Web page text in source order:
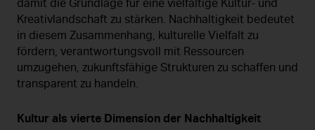
damit die Grundlage für eine vielfältige Kultur- und
Kreativlandschaft zu stärken. Nachhaltigkeit bedeutet
in diesem Zusammenhang, kulturelle Vielfalt zu
fördern, verantwortungsvoll mit Ressourcen
umzugehen, zukunftsfähige Strukturen zu schaffen und
transparent zu handeln.
Kultur als vierte Dimension der Nachhaltigkeit